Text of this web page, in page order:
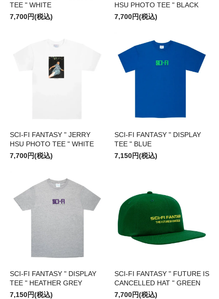
TEE " WHITE
7,700円(税込)
HSU PHOTO TEE " BLACK
7,700円(税込)
SCI-FI FANTASY " JERRY
HSU PHOTO TEE " WHITE
7,700円(税込)
SCI-FI FANTASY " DISPLAY
TEE " BLUE
7,150円(税込)
SCI-FI FANTASY " DISPLAY
TEE " HEATHER GREY
7,150円(税込)
SCI-FI FANTASY " FUTURE IS
CANCELLED HAT " GREEN
7,700円(税込)